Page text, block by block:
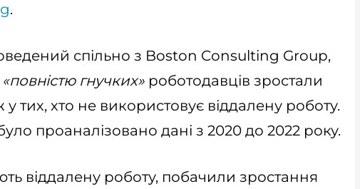
.
спільно з Boston Consulting Group,
«повністю гнучких» роботодавців зростали
тих, хто не використовує віддалену роботу.
проаналізовано дані з 2020 до 2022 року.
віддалену роботу, побачили зростання